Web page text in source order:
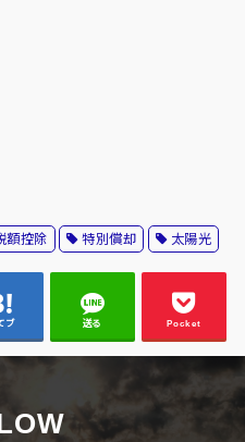
額控除 特別償却 太陽光
ブ 送る Pocket